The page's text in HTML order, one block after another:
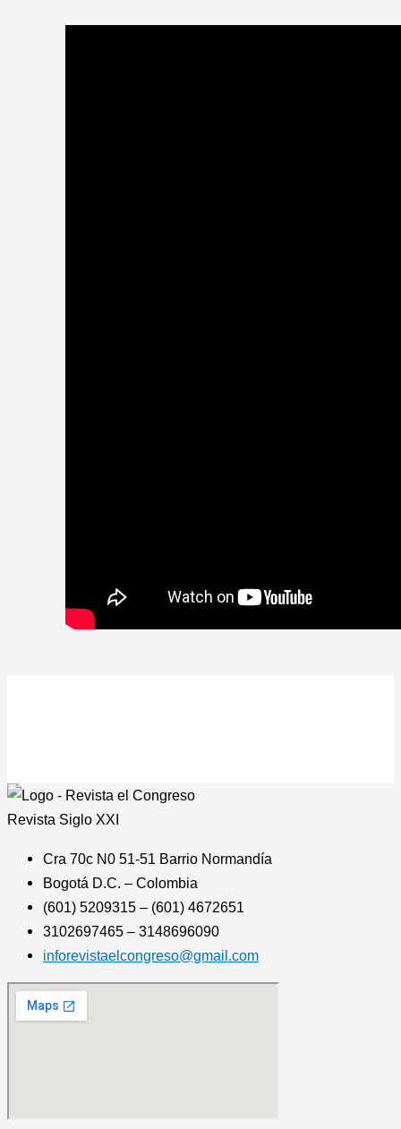
Revista Siglo XXI
Cra 70c N0 51-51 Barrio Normandía
Bogotá D.C. – Colombia
(601) 5209315 – (601) 4672651
3102697465 – 3148696090
inforevistaelcongreso@gmail.com